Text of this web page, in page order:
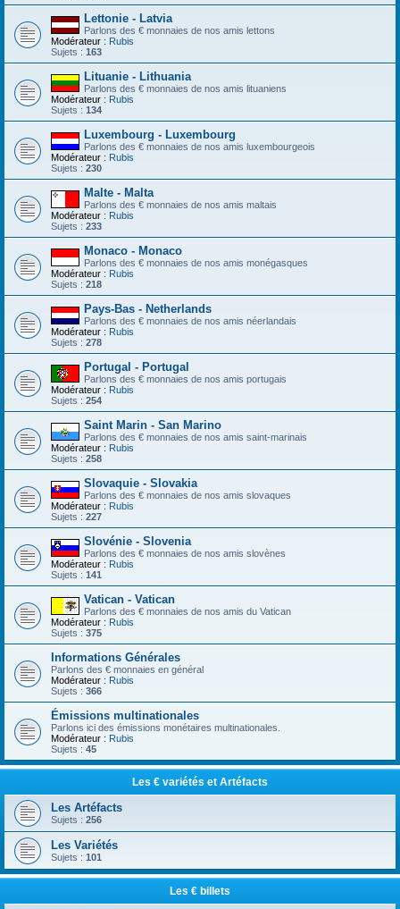
Lettonie - Latvia
Parlons des € monnaies de nos amis lettons
Modérateur : Rubis
Sujets : 163
Lituanie - Lithuania
Parlons des € monnaies de nos amis lituaniens
Modérateur : Rubis
Sujets : 134
Luxembourg - Luxembourg
Parlons des € monnaies de nos amis luxembourgeois
Modérateur : Rubis
Sujets : 230
Malte - Malta
Parlons des € monnaies de nos amis maltais
Modérateur : Rubis
Sujets : 233
Monaco - Monaco
Parlons des € monnaies de nos amis monégasques
Modérateur : Rubis
Sujets : 218
Pays-Bas - Netherlands
Parlons des € monnaies de nos amis néerlandais
Modérateur : Rubis
Sujets : 278
Portugal - Portugal
Parlons des € monnaies de nos amis portugais
Modérateur : Rubis
Sujets : 254
Saint Marin - San Marino
Parlons des € monnaies de nos amis saint-marinais
Modérateur : Rubis
Sujets : 258
Slovaquie - Slovakia
Parlons des € monnaies de nos amis slovaques
Modérateur : Rubis
Sujets : 227
Slovénie - Slovenia
Parlons des € monnaies de nos amis slovènes
Modérateur : Rubis
Sujets : 141
Vatican - Vatican
Parlons des € monnaies de nos amis du Vatican
Modérateur : Rubis
Sujets : 375
Informations Générales
Parlons des € monnaies en général
Modérateur : Rubis
Sujets : 366
Émissions multinationales
Parlons ici des émissions monétaires multinationales.
Modérateur : Rubis
Sujets : 45
Les € variétés et Artéfacts
Les Artéfacts
Sujets : 256
Les Variétés
Sujets : 101
Les € billets